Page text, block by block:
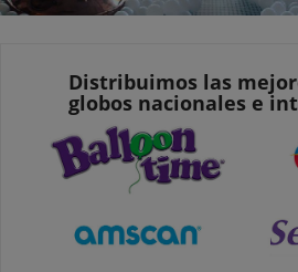
Distribuimos las
globos nacionales e